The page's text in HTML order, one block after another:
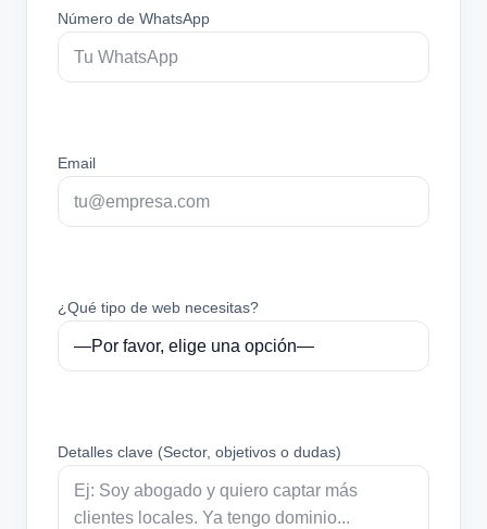
Número de WhatsApp
Email
¿Qué tipo de web necesitas?
Detalles clave (Sector, objetivos o dudas)